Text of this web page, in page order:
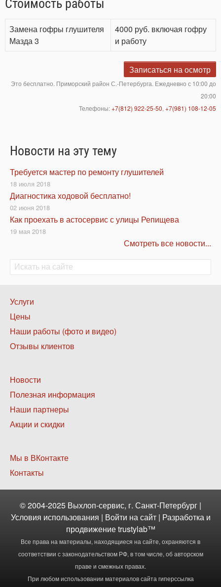
Стоимость работы
Замена гофры глушителя
Мазда 3
4000 руб. включая гофру
и работу
Записаться на осмотр
Это бесплатно. Приморский район С.-Петербурга. Ежедневно с 10:00 до
20:00
Телефоны:+7(812) 922-25-50, +7(981) 108-12-05
Новости на эту тему
Требуется мастер по ремонту глушителей
18 июля 2018
Диагностика ходовой бесплатно!
02 июня 2018
Как проехать в астосервис с улицы Репищева
19 мая 2018
Смотреть все новости...
Поиск
Поиск
Нижнее
меню
1
Услуги
Цены
Наши работы (фото и видео)
Отзывы клиентов
Нижнее
меню
2
Новости
Полезная информация
Наши партнеры
Акции и скидки
Нижнее
меню
3
Мы в ВКонтакте
Контакты
© 2004-2025 Выхлоп-сервис, г. Санкт-Петербург |
Условия использования | Войти на сайт | Разработка и
продвижениеtrustylab™
Все права на материалы, находящиеся на сайте, охраняются в
соответствии с законодательством РФ, в том числе, об авторском
праве и смежных правах.
При любом использовании материалов сайта гиперссылка